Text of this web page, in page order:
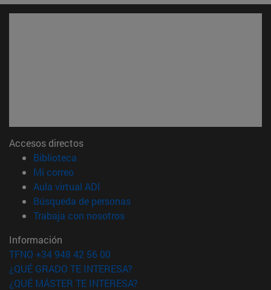
Accesos directos
Biblioteca
Mi correo(abre en nueva ventana)
Aula virtual ADI
Búsqueda de personas(abre en nueva ventana)
Trabaja con nosotros(abre en nueva ventana)
Información
TFNO +34 948 42 56 00
¿QUÉ GRADO TE INTERESA?
¿QUÉ MÁSTER TE INTERESA?